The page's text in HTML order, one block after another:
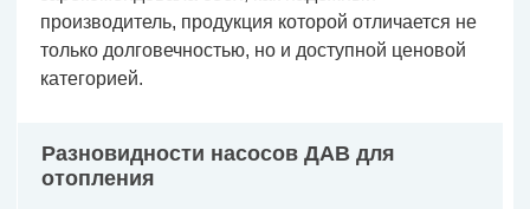
производитель, продукция которой отличается не
только долговечностью, но и доступной ценовой
категорией.
Разновидности насосов ДАВ для
отопления